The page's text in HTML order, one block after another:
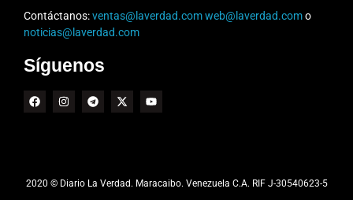
Contáctanos:ventas@laverdad.comweb@laverdad.como
noticias@laverdad.com
Síguenos
2020 © Diario La Verdad. Maracaibo. Venezuela C.A. RIF J-30540623-5